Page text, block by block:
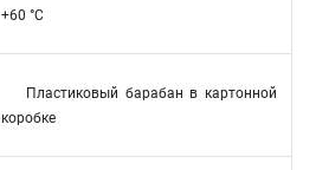
+60 °C
Пластиковый барабан в картонной
коробке